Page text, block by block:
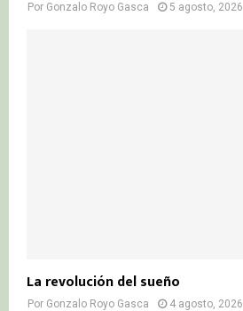
Por Gonzalo Royo Gasca 5 agosto, 2026
La revolución del sueño
Por Gonzalo Royo Gasca 4 agosto, 2026